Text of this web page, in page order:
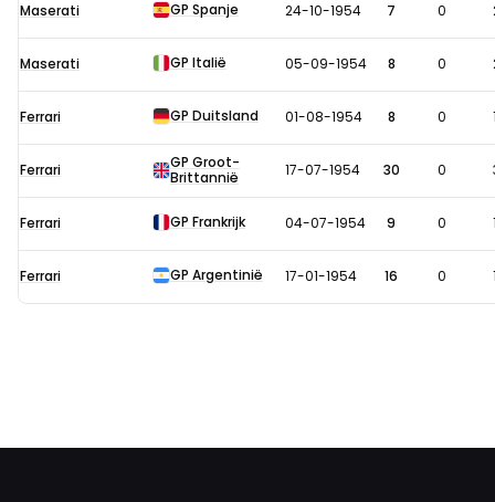
F1-
uitslagen
1954
Maserati GP Spanje 24-10-1954 7 0
Maserati GP Italië 05-09-1954 8 0
Ferrari GP Duitsland 01-08-1954 8 0
Ferrari
GP Groot-
Brittannië
17-07-1954 30 0
Ferrari GP Frankrijk 04-07-1954 9 0
Ferrari GP Argentinië 17-01-1954 16 0